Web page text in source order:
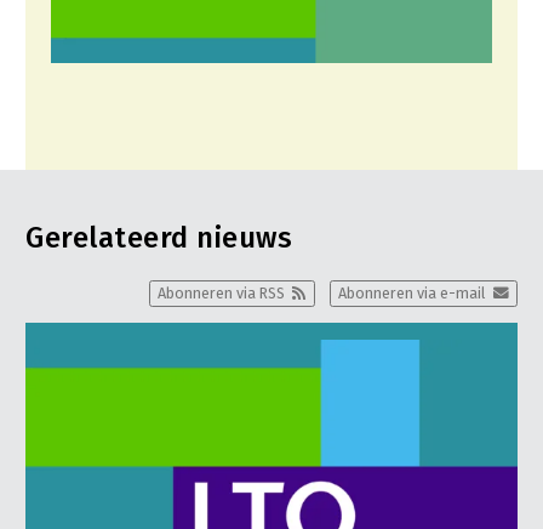
Gerelateerd nieuws
Abonneren via e-mail
Abonneren via RSS